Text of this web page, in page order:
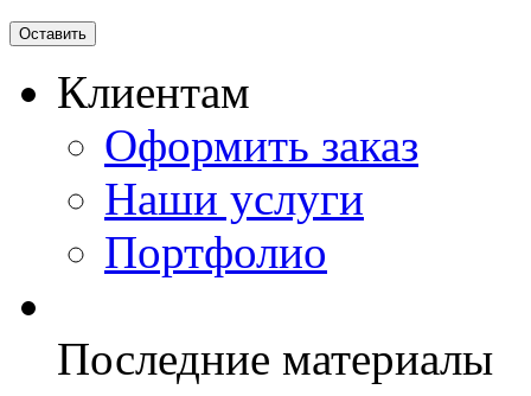
Клиентам
Оформить заказ
Наши услуги
Портфолио
Последние материалы